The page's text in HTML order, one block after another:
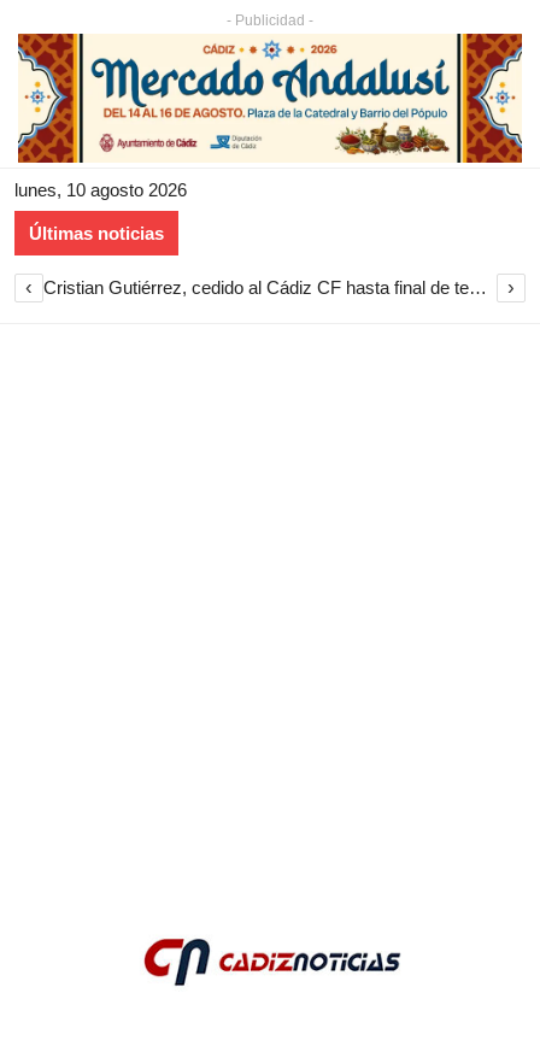
- Publicidad -
lunes, 10 agosto 2026
Últimas noticias
‹ Cristian Gutiérrez, cedido al Cádiz CF hasta final de temporada ›